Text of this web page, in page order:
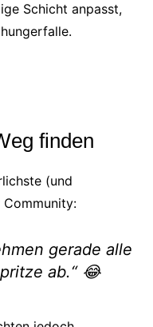
Schicht anpasst,
finden
(und
gerade alle
ab.“😂